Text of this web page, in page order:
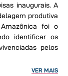
inaugurais. A
produtiva
foi o
identificar os
pelos
VER MAIS